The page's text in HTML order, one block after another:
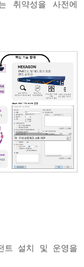
취약성을 사전에
트 설치 및 운영을